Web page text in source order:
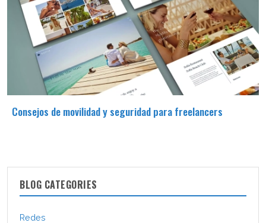
Consejos de movilidad y seguridad para freelancers
BLOG CATEGORIES
Redes